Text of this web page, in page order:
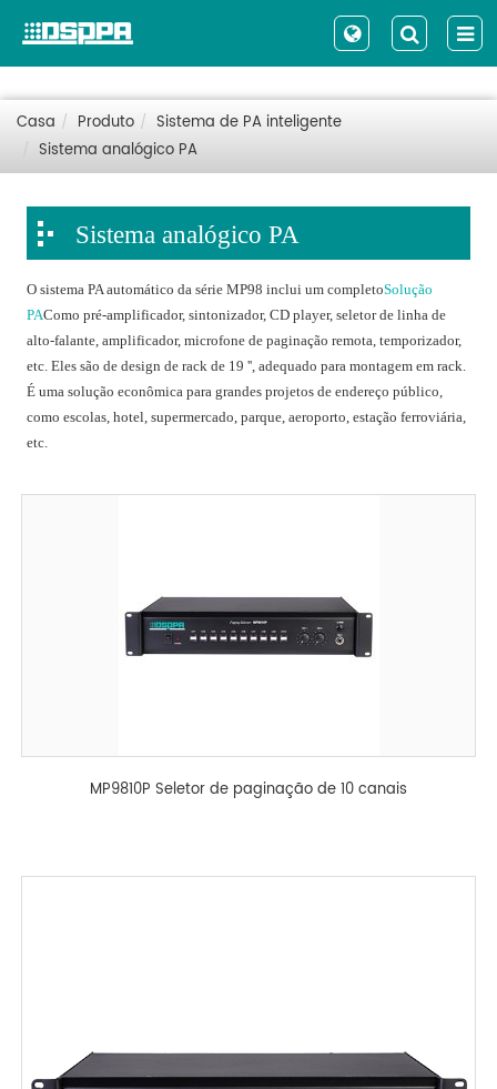
Casa Produto
Sistema de PA inteligente
Sistema analógico PA
Sistema analógico PA
O sistema PA automático da série MP98 inclui um completoSolução
PAComo pré-amplificador, sintonizador, CD player, seletor de linha de
alto-falante, amplificador, microfone de paginação remota, temporizador,
etc. Eles são de design de rack de 19 '', adequado para montagem em rack.
É uma solução econômica para grandes projetos de endereço público,
como escolas, hotel, supermercado, parque, aeroporto, estação ferroviária,
etc.
MP9810P Seletor de paginação de 10 canais